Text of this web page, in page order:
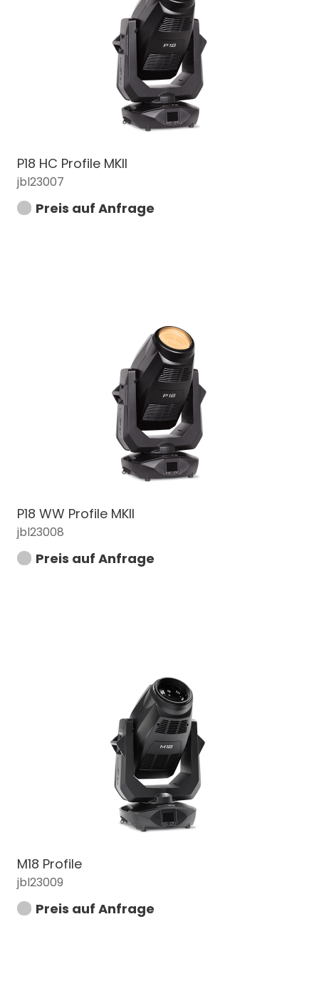
P18 HC Profile MKII
jbl23007
Preis auf Anfrage
P18 WW Profile MKII
jbl23008
Preis auf Anfrage
M18 Profile
jbl23009
Preis auf Anfrage